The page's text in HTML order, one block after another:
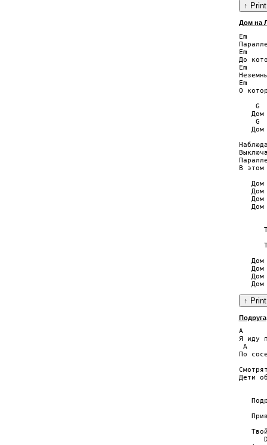
Дом на
Em
Em
До
Em
Em
О
G
Дом
G
Дом
В этом
Дом
Дом
Дом
Дом
Дом
Дом
Дом
Подруга
A
Я иду
A
По
Дети